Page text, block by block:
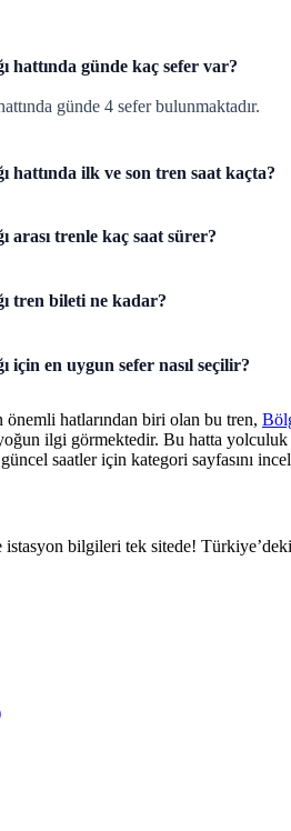
hattında günde kaç sefer var?
günde 4 sefer bulunmaktadır.
hattında ilk ve son tren saat kaçta?
arası trenle kaç saat sürer?
tren bileti ne kadar?
için en uygun sefer nasıl seçilir?
önemli hatlarından biri olan bu tren,
ilgi görmektedir. Bu hatta yolculuk
saatler için kategori sayfasını
bilgileri tek sitede!